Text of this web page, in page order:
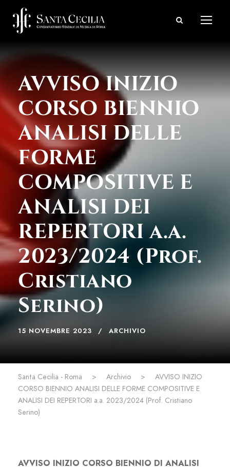
AVVISO INIZIO
CORSO BIENNIO
ANALISI DELLE
FORME
COMPOSITIVE E
ANALISI DEI
REPERTORI a.a.
2023/2024 (Prof.
Cristiano
Serino)
15 NOVEMBRE 2023 ARCHIVIO
Santa Cecilia - Roma > Archivio >
AVVISO INIZIO
CORSO BIENNIO ANALISI DELLE FORME COMPOSITIVE E
ANALISI DEI REPERTORI a.a. 2023/2024 (Prof. Cristiano
Serino)
AVVISO INIZIO CORSO BIENNIO DI ANALISI